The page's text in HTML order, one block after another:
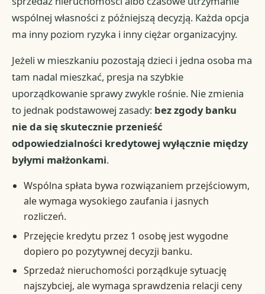
wspólnej własności z późniejszą decyzją. Każda opcja
ma inny poziom ryzyka i inny ciężar organizacyjny.
Jeżeli w mieszkaniu pozostają dzieci i jedna osoba ma
tam nadal mieszkać, presja na szybkie
uporządkowanie sprawy zwykle rośnie. Nie zmienia
to jednak podstawowej zasady: bez zgody banku
nie da się skutecznie przenieść
odpowiedzialności kredytowej wyłącznie między
byłymi małżonkami.
Wspólna spłata bywa rozwiązaniem przejściowym,
ale wymaga wysokiego zaufania i jasnych
rozliczeń.
Przejęcie kredytu przez 1 osobę jest wygodne
dopiero po pozytywnej decyzji banku.
Sprzedaż nieruchomości porządkuje sytuację
najszybciej, ale wymaga sprawdzenia relacji ceny